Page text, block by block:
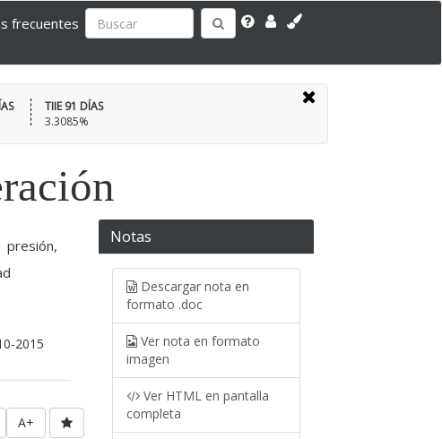
frecuentes
TIIE 91 DÍAS
3.3085%
presión,
2015
A+
Notas
Descargar nota en
formato .doc
Ver nota en formato
imagen
Ver HTML en pantalla
completa